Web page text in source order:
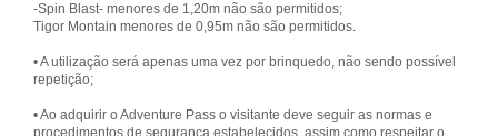
-Spin Blast- menores de 1,20m não são permitidos;
Tigor Montain menores de 0,95m não são permitidos.
• A utilização será apenas uma vez por brinquedo, não sendo possível
repetição;
• Ao adquirir o Adventure Pass o visitante deve seguir as normas e
procedimentos de segurança estabelecidos, assim como respeitar o